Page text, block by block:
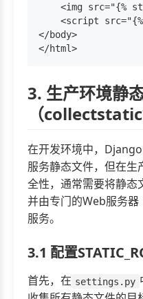
<img src="{%
<script
</body>
3. 生产环境静
（collectstatic
在开发环境中，
服务静态文件，但在生
全性，通常需要将静态
并由专门的Web服务
服务。
3.1 配置
首先，在 settings.py